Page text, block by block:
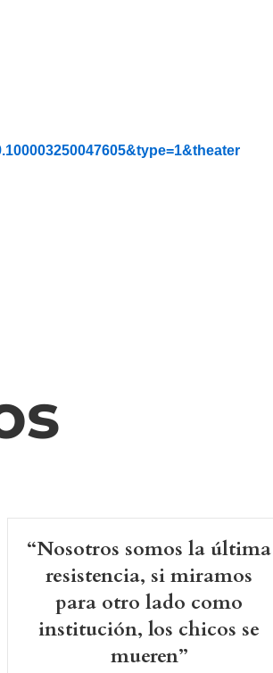
“Nosotros somos la última
resistencia, si miramos
para otro lado como
institución, los chicos se
mueren”